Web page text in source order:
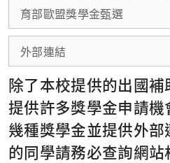
育部歐盟獎學金甄選
外部連結
除了本校提供的出國
提供許多獎學金申請
幾種獎學金並提供外
的同學請務必查詢網站